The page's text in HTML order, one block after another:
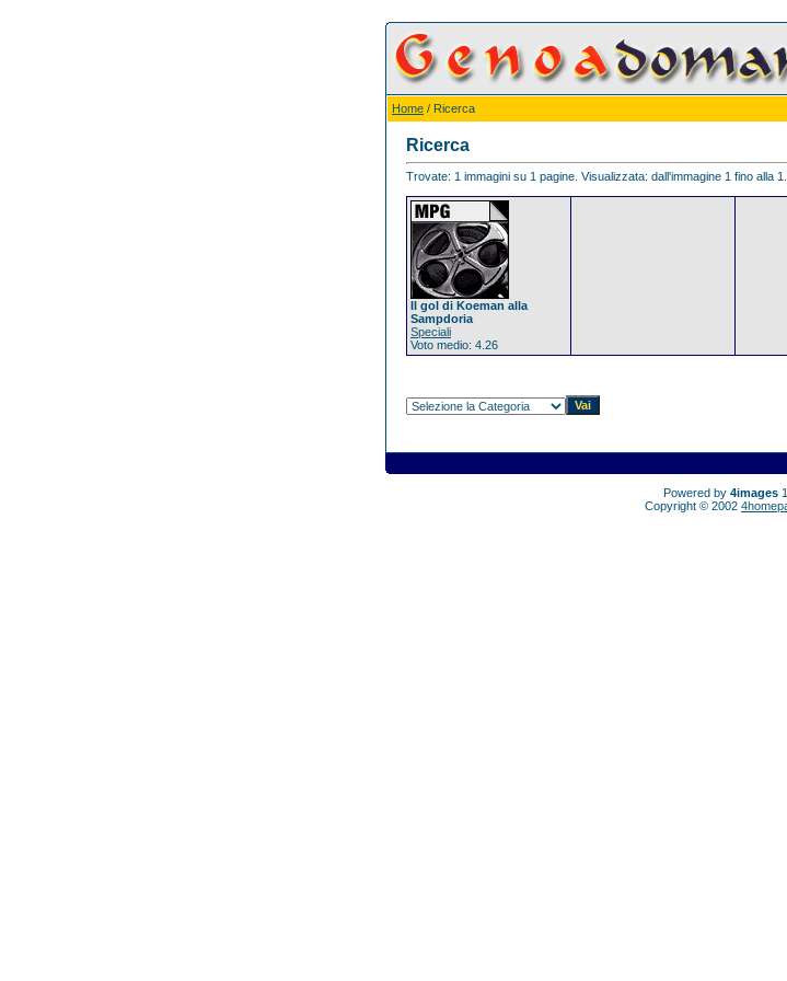
Home / Ricerca
Ricerca
Trovate: 1 immagini su 1 pagine. Visualizzata: dall'immagine 1 fino alla 1.
Il gol di Koeman alla
Sampdoria
Speciali
Voto medio: 4.26
Powered by 4images
Copyright © 2002